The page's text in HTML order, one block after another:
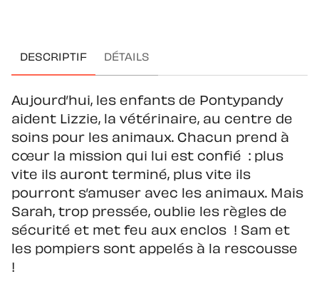
DESCRIPTIF DÉTAILS
Aujourd’hui, les enfants de Pontypandy
aident Lizzie, la vétérinaire, au centre de
soins pour les animaux. Chacun prend à
cœur la mission qui lui est confié : plus
vite ils auront terminé, plus vite ils
pourront s’amuser avec les animaux. Mais
Sarah, trop pressée, oublie les règles de
sécurité et met feu aux enclos ! Sam et
les pompiers sont appelés à la rescousse
!